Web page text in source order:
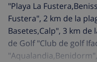
"Playa La
Fustera", 2 km de la
Basetes,Calp", 3 km
de Golf "Club de golf